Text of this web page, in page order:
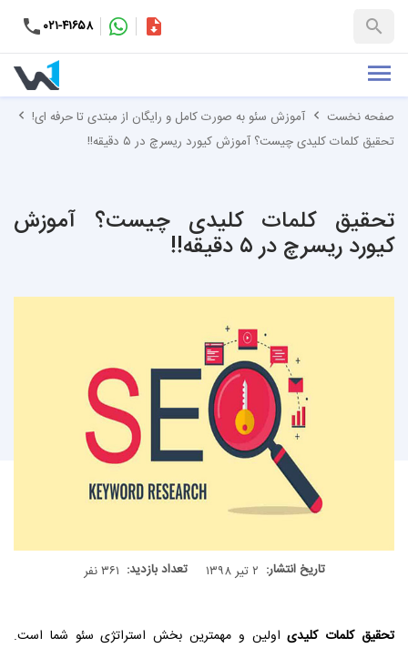
۰۲۱-۴۱۶۵۸
+۹۸-کاتالوگ
صفحه نخست
آموزش سئو به صورت کامل و رایگان از مبتدی تا حرفه ای!
تحقیق کلمات کلیدی چیست؟ آموزش کیورد ریسرچ در ۵ دقیقه!!
تحقیق کلمات کلیدی چیست؟ آموزش
کیورد ریسرچ در ۵ دقیقه!!
تاریخ انتشار: ۲ تیر ۱۳۹۸ تعداد بازدید: ۳۶۱ نفر
تحقیق کلمات کلیدیاولین و مهمترین بخش استراتژی سئو شما است.